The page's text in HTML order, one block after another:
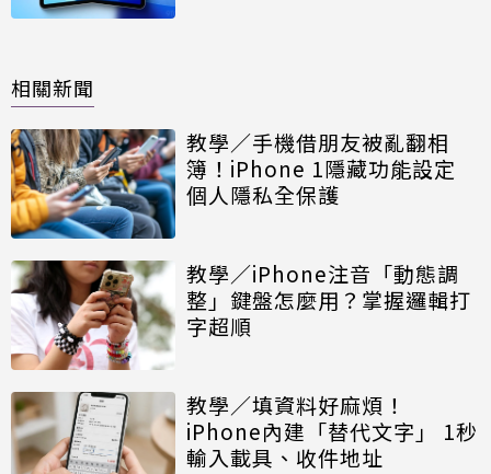
相關新聞
教學／手機借朋友被亂翻相
簿！iPhone 1隱藏功能設定
個人隱私全保護
教學／iPhone注音「動態調
整」鍵盤怎麼用？掌握邏輯打
字超順
教學／填資料好麻煩！
iPhone內建「替代文字」 1秒
輸入載具、收件地址